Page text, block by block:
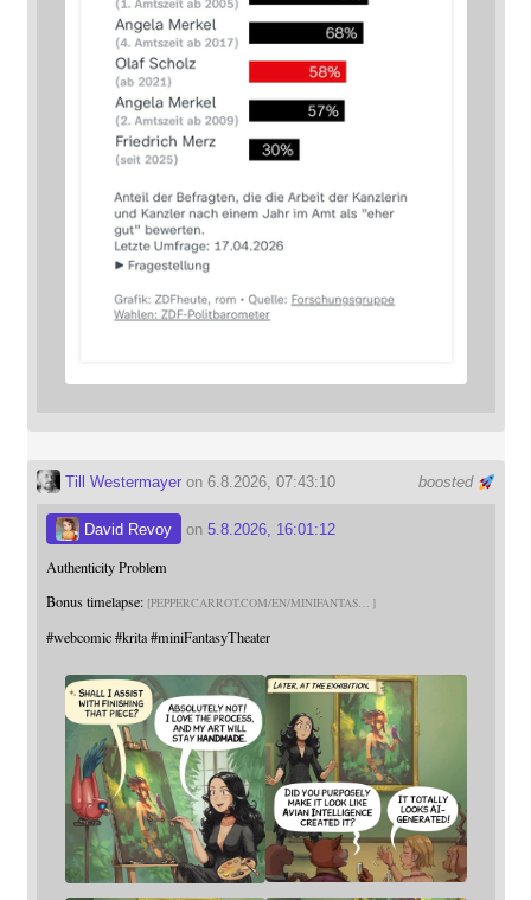
boosted
Till Westermayeron 6.8.2026, 07:43:10
David Revoy on 5.8.2026, 16:01:12
Authenticity Problem
Bonus timelapse: PEPPERCARROT.COM/EN/MINIFANTAS
#webcomic #krita #miniFantasyTheater